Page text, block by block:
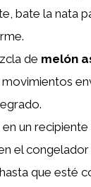
bate la nata
de melón
un
el congelador
que esté